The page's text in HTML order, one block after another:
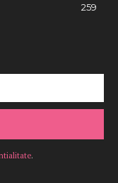
259
.